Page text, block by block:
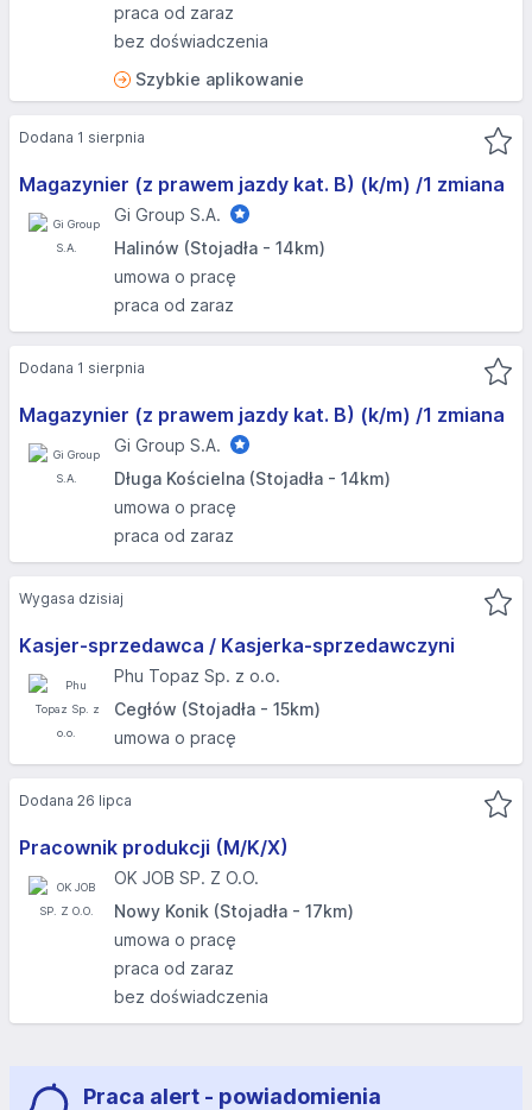
praca od zaraz
bez doświadczenia
Szybkie aplikowanie
Magazynier (z prawem jazdy kat. B) (k/m) /1 zmiana
Gi Group S.A.
Halinów (Stojadła - 14km)
umowa o pracę
praca od zaraz
Dodana 1 sierpnia
Magazynier (z prawem jazdy kat. B) (k/m) /1 zmiana
Gi Group S.A.
Długa Kościelna (Stojadła - 14km)
umowa o pracę
praca od zaraz
Dodana 1 sierpnia
Kasjer-sprzedawca / Kasjerka-sprzedawczyni
Phu Topaz Sp. z o.o.
Cegłów (Stojadła - 15km)
umowa o pracę
Wygasa dzisiaj
Pracownik produkcji (M/K/X)
OK JOB SP. Z O.O.
Nowy Konik (Stojadła - 17km)
umowa o pracę
praca od zaraz
bez doświadczenia
Dodana 26 lipca
Praca alert - powiadomienia